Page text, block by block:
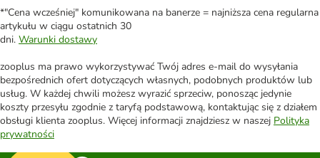
*"Cena wcześniej" komunikowana na banerze = najniższa cena regularna
artykułu w ciągu ostatnich 30
dni. Warunki dostawy
zooplus ma prawo wykorzystywać Twój adres e-mail do wysyłania
bezpośrednich ofert dotyczących własnych, podobnych produktów lub
usług. W każdej chwili możesz wyrazić sprzeciw, ponosząc jedynie
koszty przesyłu zgodnie z taryfą podstawową, kontaktując się z działem
obsługi klienta zooplus. Więcej informacji znajdziesz w naszej Polityka
prywatności